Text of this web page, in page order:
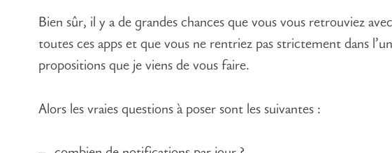
Bien sûr, il y a de grandes chances que vous vous retrouviez
toutes ces apps et que vous ne rentriez pas strictement dans
propositions que je viens de vous faire.
Alors les vraies questions à poser sont les suivantes :